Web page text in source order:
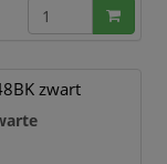
professionele
hebben.
perfect
gebruik in
zwart